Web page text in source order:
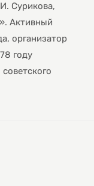
Сурикова,
Активный
организатор
году